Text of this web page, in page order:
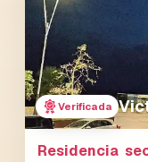
Verificada
Residencia